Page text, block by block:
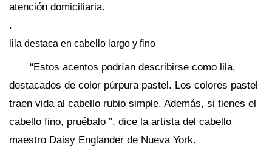
atención domiciliaria.
.
lila destaca en cabello largo y fino
“Estos acentos podrían describirse como lila,
destacados de color púrpura pastel. Los colores pastel
traen vida al cabello rubio simple. Además, si tienes el
cabello fino, pruébalo ”, dice la artista del cabello
maestro Daisy Englander de Nueva York.